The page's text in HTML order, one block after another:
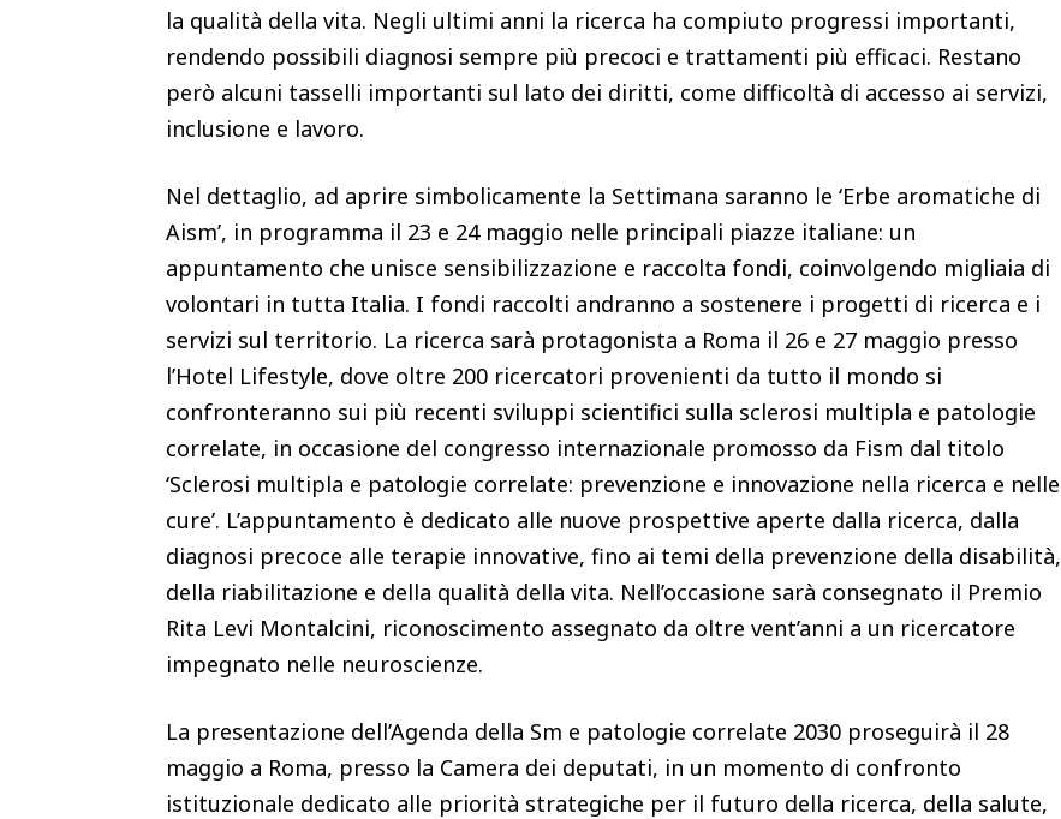
la qualità della vita. Negli ultimi anni la ricerca ha compiuto progressi importanti,
rendendo possibili diagnosi sempre più precoci e trattamenti più efficaci. Restano
però alcuni tasselli importanti sul lato dei diritti, come difficoltà di accesso ai servizi,
inclusione e lavoro.
Nel dettaglio, ad aprire simbolicamente la Settimana saranno le ‘Erbe aromatiche di
Aism’, in programma il 23 e 24 maggio nelle principali piazze italiane: un
appuntamento che unisce sensibilizzazione e raccolta fondi, coinvolgendo migliaia di
volontari in tutta Italia. I fondi raccolti andranno a sostenere i progetti di ricerca e i
servizi sul territorio. La ricerca sarà protagonista a Roma il 26 e 27 maggio presso
l’Hotel Lifestyle, dove oltre 200 ricercatori provenienti da tutto il mondo si
confronteranno sui più recenti sviluppi scientifici sulla sclerosi multipla e patologie
correlate, in occasione del congresso internazionale promosso da Fism dal titolo
‘Sclerosi multipla e patologie correlate: prevenzione e innovazione nella ricerca e nelle
cure’. L’appuntamento è dedicato alle nuove prospettive aperte dalla ricerca, dalla
diagnosi precoce alle terapie innovative, fino ai temi della prevenzione della disabilità,
della riabilitazione e della qualità della vita. Nell’occasione sarà consegnato il Premio
Rita Levi Montalcini, riconoscimento assegnato da oltre vent’anni a un ricercatore
impegnato nelle neuroscienze.
La presentazione dell’Agenda della Sm e patologie correlate 2030 proseguirà il 28
maggio a Roma, presso la Camera dei deputati, in un momento di confronto
istituzionale dedicato alle priorità strategiche per il futuro della ricerca, della salute,